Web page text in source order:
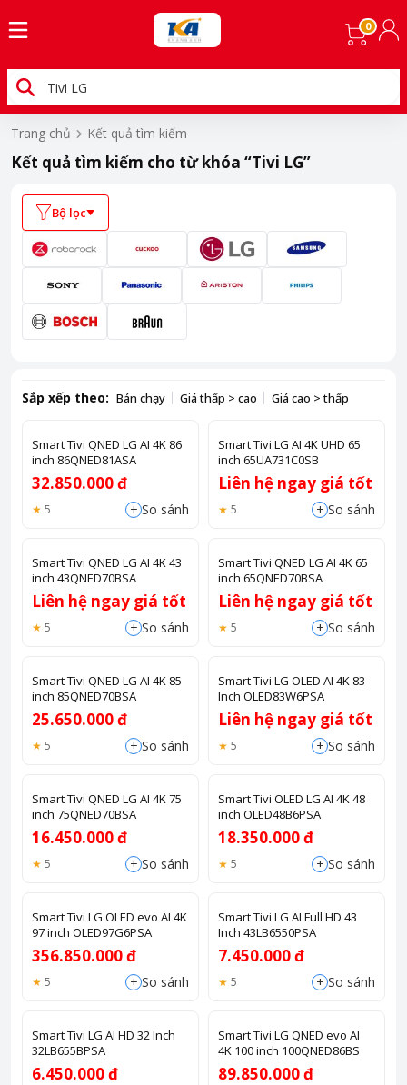
0
Trang chủ Kết quả tìm kiếm
Kết quả tìm kiếm cho từ khóa “Tivi LG”
Bộ lọc
Sắp xếp theo: Bán chạy Giá thấp > cao Giá cao > thấp
Smart Tivi QNED LG AI 4K 86
inch 86QNED81ASA
32.850.000 đ
5 + So sánh
Smart Tivi LG AI 4K UHD 65
inch 65UA731C0SB
Liên hệ ngay giá tốt
5 + So sánh
Smart Tivi QNED LG AI 4K 43
inch 43QNED70BSA
Liên hệ ngay giá tốt
5 + So sánh
Smart Tivi QNED LG AI 4K 65
inch 65QNED70BSA
Liên hệ ngay giá tốt
5 + So sánh
Smart Tivi QNED LG AI 4K 85
inch 85QNED70BSA
25.650.000 đ
5 + So sánh
Smart Tivi LG OLED AI 4K 83
Inch OLED83W6PSA
Liên hệ ngay giá tốt
5 + So sánh
Smart Tivi QNED LG AI 4K 75
inch 75QNED70BSA
16.450.000 đ
5 + So sánh
Smart Tivi OLED LG AI 4K 48
inch OLED48B6PSA
18.350.000 đ
5 + So sánh
Smart Tivi LG OLED evo AI 4K
97 inch OLED97G6PSA
356.850.000 đ
5 + So sánh
Smart Tivi LG AI Full HD 43
Inch 43LB6550PSA
7.450.000 đ
5 + So sánh
Smart Tivi LG AI HD 32 Inch
32LB655BPSA
6.450.000 đ
Smart Tivi LG QNED evo AI
4K 100 inch 100QNED86BS
89.850.000 đ